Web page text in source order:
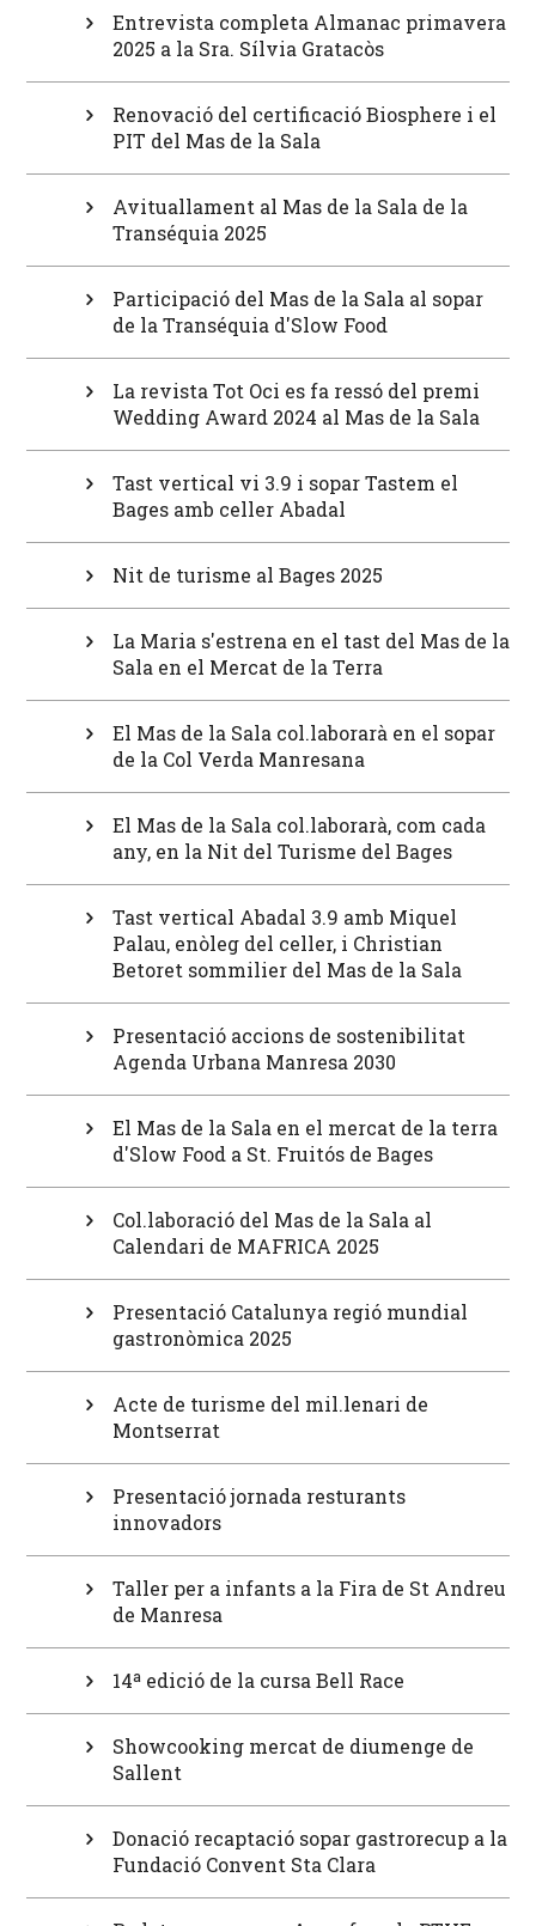
Entrevista completa Almanac primavera
2025 a la Sra. Sílvia Gratacòs
Renovació del certificació Biosphere i el
PIT del Mas de la Sala
Avituallament al Mas de la Sala de la
Transéquia 2025
Participació del Mas de la Sala al sopar
de la Transéquia d'Slow Food
La revista Tot Oci es fa ressó del premi
Wedding Award 2024 al Mas de la Sala
Tast vertical vi 3.9 i sopar Tastem el
Bages amb celler Abadal
Nit de turisme al Bages 2025
La Maria s'estrena en el tast del Mas de la
Sala en el Mercat de la Terra
El Mas de la Sala col.laborarà en el sopar
de la Col Verda Manresana
El Mas de la Sala col.laborarà, com cada
any, en la Nit del Turisme del Bages
Tast vertical Abadal 3.9 amb Miquel
Palau, enòleg del celler, i Christian
Betoret sommilier del Mas de la Sala
Presentació accions de sostenibilitat
Agenda Urbana Manresa 2030
El Mas de la Sala en el mercat de la terra
d'Slow Food a St. Fruitós de Bages
Col.laboració del Mas de la Sala al
Calendari de MAFRICA 2025
Presentació Catalunya regió mundial
gastronòmica 2025
Acte de turisme del mil.lenari de
Montserrat
Presentació jornada resturants
innovadors
Taller per a infants a la Fira de St Andreu
de Manresa
14ª edició de la cursa Bell Race
Showcooking mercat de diumenge de
Sallent
Donació recaptació sopar gastrorecup a la
Fundació Convent Sta Clara